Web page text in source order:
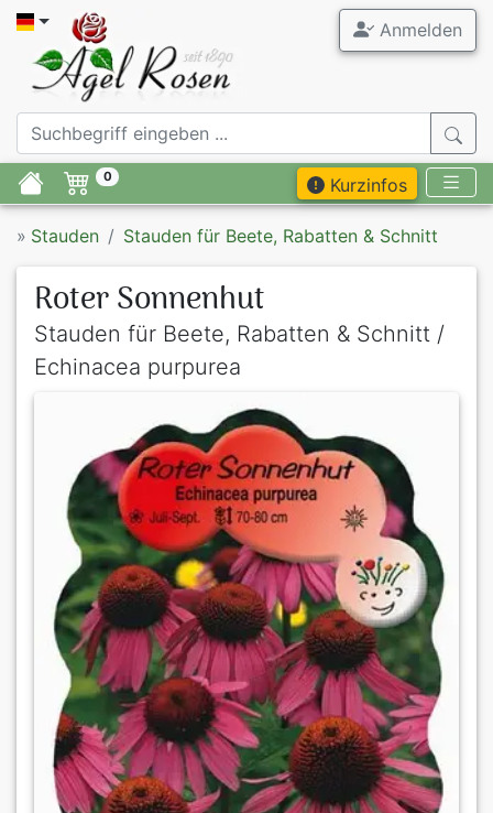
Anmelden
0 Kurzinfos
» Stauden Stauden für Beete, Rabatten & Schnitt
Roter Sonnenhut
Stauden für Beete, Rabatten & Schnitt /
Echinacea purpurea